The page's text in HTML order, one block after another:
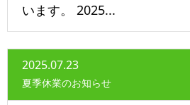
います。 2025...
2025.07.23
夏季休業のお知らせ